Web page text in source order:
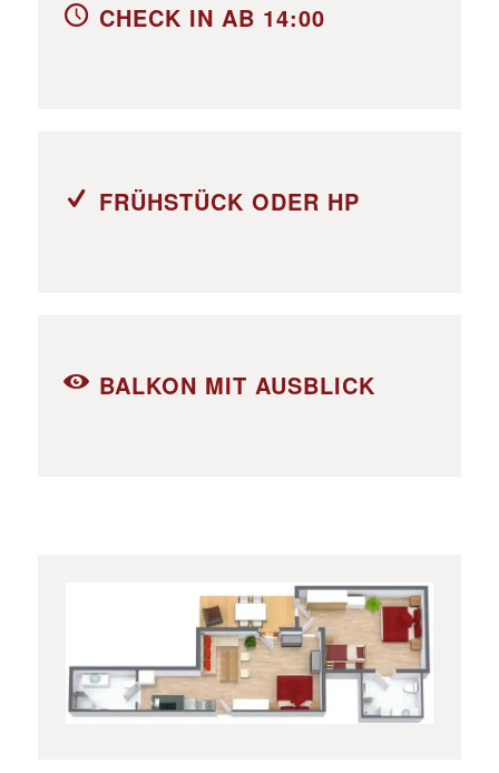
CHECK IN AB 14:00
FRÜHSTÜCK ODER HP
BALKON MIT AUSBLICK